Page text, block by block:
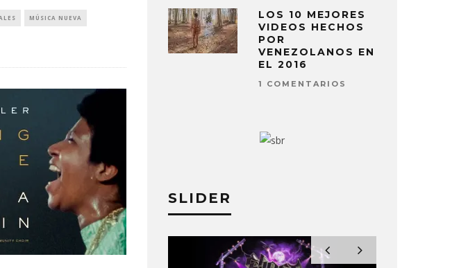
MÚSICA NUEVA
LOS 10 MEJORES
VIDEOS HECHOS
POR
VENEZOLANOS EN
EL 2016
1 COMENTARIOS
SLIDER